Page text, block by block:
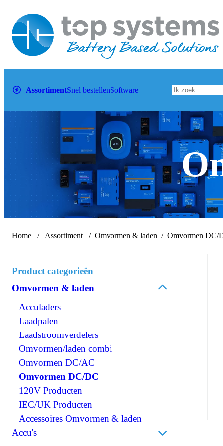
AssortimentSnel bestellenSoftware
Home Assortiment Omvormen & laden Omvormen DC/
Product categorieën
Omvormen & laden
Acculaders
Laadpalen
Laadstroomverdelers
Omvormen/laden combi
Omvormen DC/AC
Omvormen DC/DC
120V Producten
IEC/UK Producten
Accessoires Omvormen & laden
Accu's